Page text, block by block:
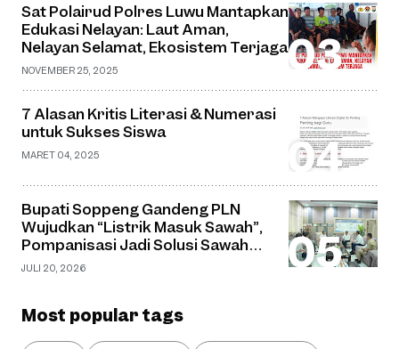
Sat Polairud Polres Luwu Mantapkan
Edukasi Nelayan: Laut Aman,
Nelayan Selamat, Ekosistem Terjaga
NOVEMBER 25, 2025
7 Alasan Kritis Literasi & Numerasi
untuk Sukses Siswa
MARET 04, 2025
Bupati Soppeng Gandeng PLN
Wujudkan “Listrik Masuk Sawah”,
Pompanisasi Jadi Solusi Sawah
Tadah Hujan
JULI 20, 2026
Most popular tags